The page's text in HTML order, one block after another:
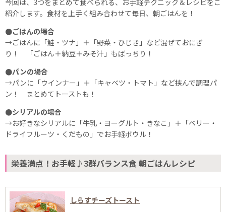
今回は、3つをまとめて食べられる、お手軽テクニック＆レシピをご
紹介します。食材を上手く組み合わせて毎日、朝ごはんを！
●ごはんの場合
→ごはんに「鮭・ツナ」＋「野菜・ひじき」など混ぜておにぎ
り！ 「ごはん＋納豆＋みそ汁」もばっちり！
●パンの場合
→パンに「ウインナー」＋「キャベツ・トマト」など挟んで調理パ
ン！ まとめてトーストも！
●シリアルの場合
→お好きなシリアルに「牛乳・ヨーグルト・きなこ」＋「ベリー・
ドライフルーツ・くだもの」でお手軽ボウル！
栄養満点！お手軽♪3群バランス食 朝ごはんレシピ
しらすチーズトースト